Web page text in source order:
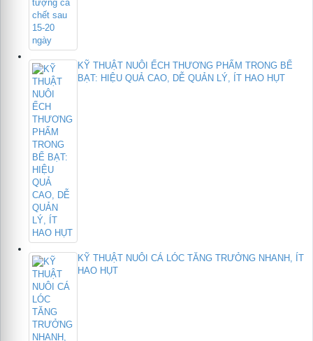
KỸ THUẬT NUÔI ẾCH THƯƠNG PHẨM TRONG BỂ
BẠT: HIỆU QUẢ CAO, DỄ QUẢN LÝ, ÍT HAO HỤT
KỸ THUẬT NUÔI CÁ LÓC TĂNG TRƯỞNG NHANH, ÍT
HAO HỤT